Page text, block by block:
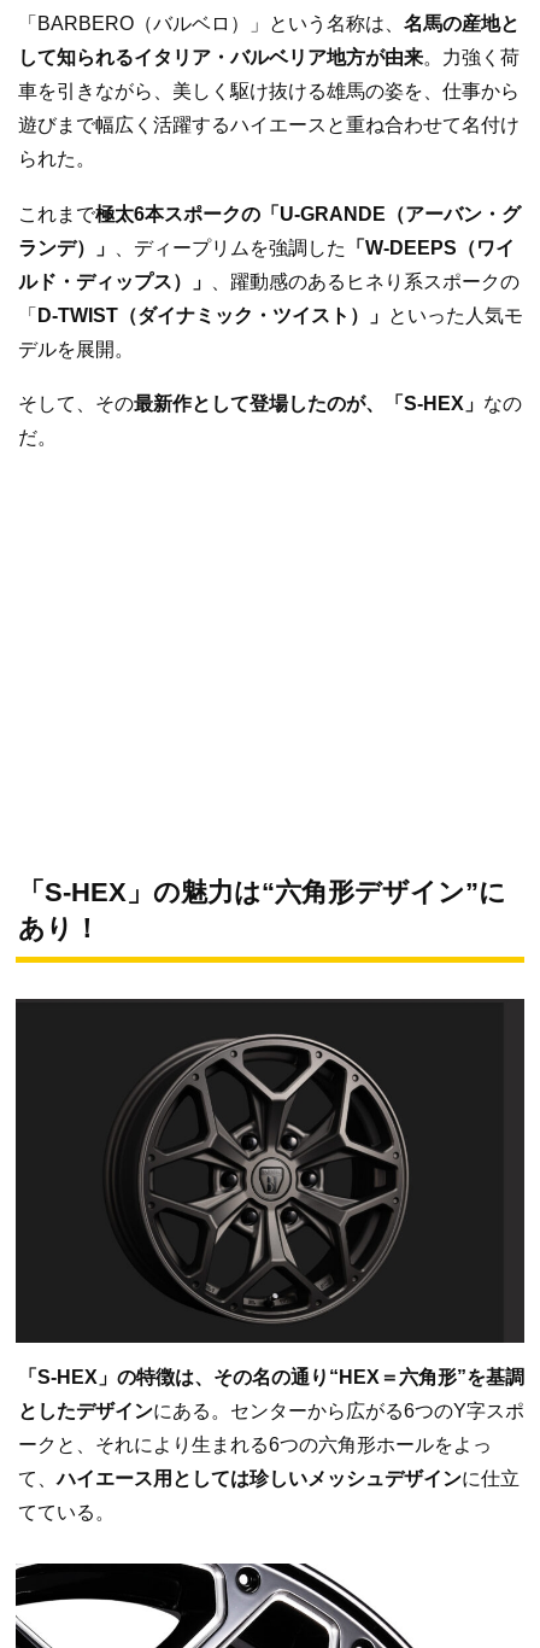
「BARBERO（バルベロ）」という名称は、 名馬の産地と
して知られるイタリア・バルベリア地方が由来。力強く荷
車を引きながら、美しく駆け抜ける雄馬の姿を、仕事から
遊びまで幅広く活躍するハイエースと重ね合わせて名付け
られた。
これまで極太6本スポークの「U-GRANDE（アーバン・グ
ランデ）」
、ディープリムを強調した
「W-DEEPS（ワイ
ルド・ディップス）」
、躍動感のあるヒネり系スポークの
「 D-TWIST（ダイナミック・ツイスト）」 といった人気モ
デルを展開。
そして、その最新作として登場したのが、「S-HEX」 なの
だ。
「S-HEX」の魅力は“六角形デザイン”に
あり！
「S-HEX」の特徴は、その名の通り“HEX＝六角形”を基調
としたデザインにある。センターから広がる6つのY字スポ
ークと、それにより生まれる6つの六角形ホールをよっ
て、ハイエース用としては珍しいメッシュデザインに仕立
てている。